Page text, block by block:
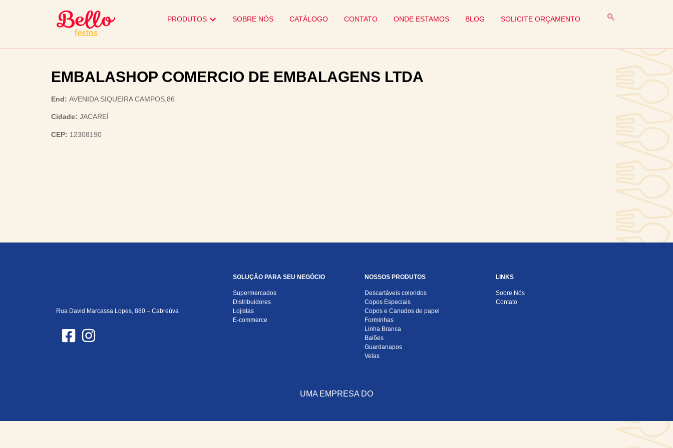
PRODUTOS SOBRE NÓS CATÁLOGO CONTATO ONDE ESTAMOS BLOG SOLICITE ORÇAMENTO
EMBALASHOP COMERCIO DE EMBALAGENS LTDA
End: AVENIDA SIQUEIRA CAMPOS,86
Cidade: JACAREÍ
CEP: 12308190
Rua David Marcassa Lopes, 880 – Cabreúva
SOLUÇÃO PARA SEU NEGÓCIO
Supermercados
Distribuidores
Lojistas
E-commerce
NOSSOS PRODUTOS
Descartáveis coloridos
Copos Especiais
Copos e Canudos de papel
Forminhas
Linha Branca
Balões
Guardanapos
Velas
LINKS
Sobre Nós
Contato
UMA EMPRESA DO